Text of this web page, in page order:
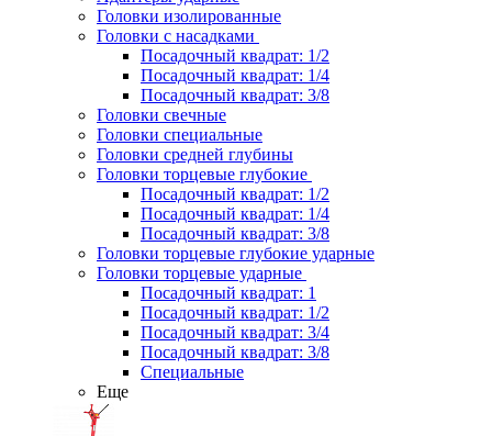
Головки изолированные
Головки с насадками
Посадочный квадрат: 1/2
Посадочный квадрат: 1/4
Посадочный квадрат: 3/8
Головки свечные
Головки специальные
Головки средней глубины
Головки торцевые глубокие
Посадочный квадрат: 1/2
Посадочный квадрат: 1/4
Посадочный квадрат: 3/8
Головки торцевые глубокие ударные
Головки торцевые ударные
Посадочный квадрат: 1
Посадочный квадрат: 1/2
Посадочный квадрат: 3/4
Посадочный квадрат: 3/8
Специальные
Еще